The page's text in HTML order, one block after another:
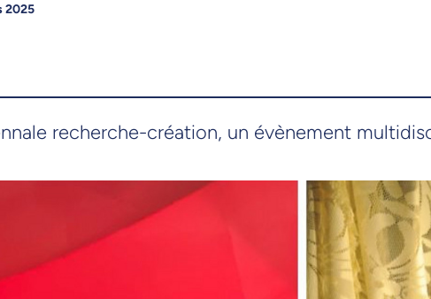
2025
recherche-création, un évènement